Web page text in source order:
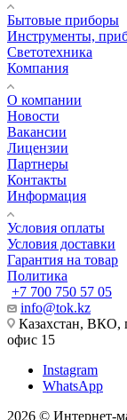
Бытовые приборы
Инструменты,
Светотехника
Компания
О компании
Новости
Вакансии
Лицензии
Партнеры
Контакты
Информация
Условия оплаты
Условия доставки
Гарантия на товар
Политика
+7 700 750 57 05
info@tok.kz
Казахстан, ВКО,
офис 15
Instagram
WhatsApp
2026 © Интернет-